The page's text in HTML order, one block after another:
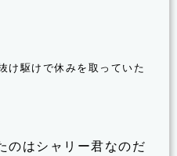
け駆けで休みを取っていた
のはシャリー君なのだ